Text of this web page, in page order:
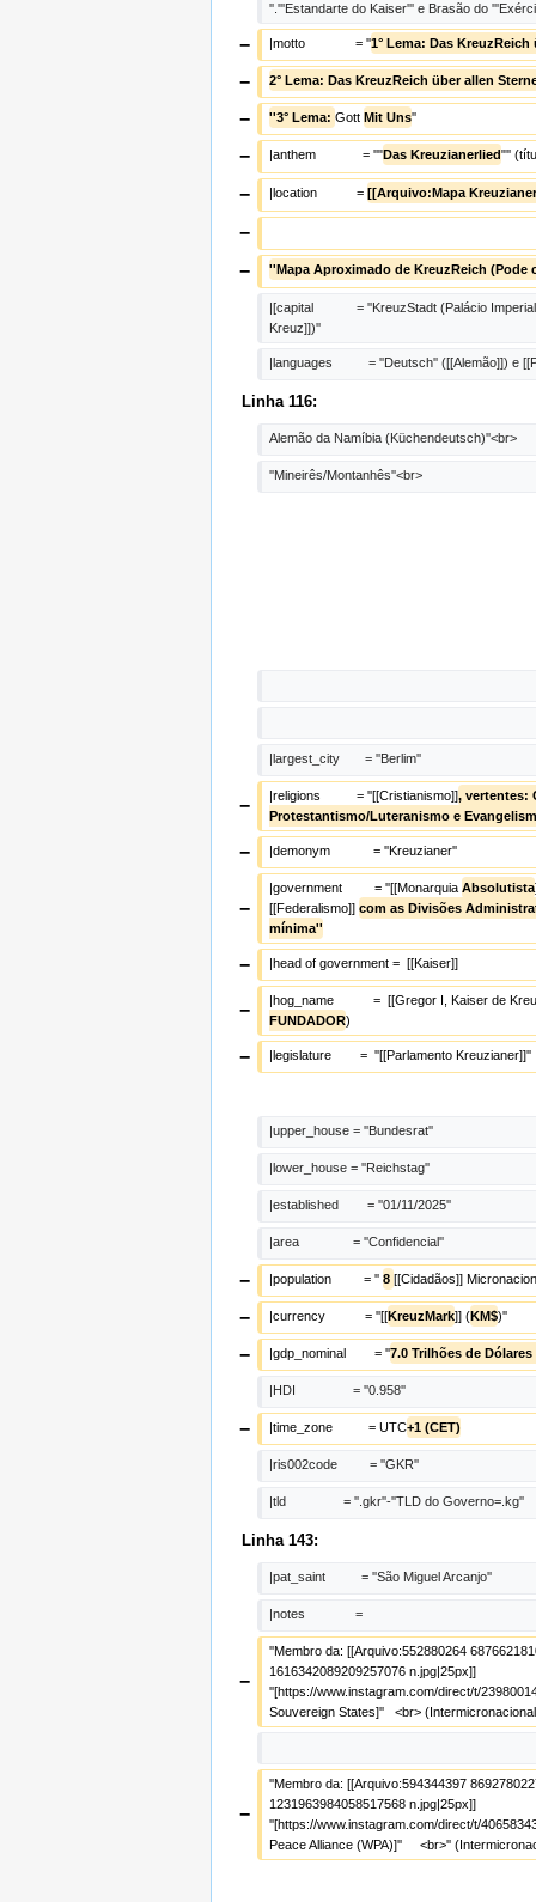
''.'''Estandarte do Kaiser''' e Brasão do
− |motto              = ''1° Lema: Das
− 2° Lema: Das KreuzReich über allen
− ''3° Lema: Gott Mit Uns''
− |anthem             = ''"Das Kreuzianerlied"''
− |location           = [[Arquivo:Mapa
−
−
''Mapa Aproximado de KreuzReich (Pode
|[capital            = ''KreuzStadt (Palácio
Kreuz]])''
|languages          = ''Deutsch'' ([[Alemão]]) e
Linha 116:
Alemão da Namíbia (Küchendeutsch)''<br>
''Mineirês/Montanhês''<br>
|largest_city       = ''Berlim''
− |religions          = ''[[Cristianismo]], vertentes:
Protestantismo/Luteranismo e
− |demonym            = ''Kreuzianer''
−
|government         = ''[[Monarquia Absolutista
[[Federalismo]] com as Divisões
mínima''
− |head of government =  [[Kaiser]]
−
|hog_name           =  [[Gregor I, Kaiser de
FUNDADOR)
− |legislature        =  ''[[Parlamento Kreuzianer]]''
|upper_house = ''Bundesrat''
|lower_house = ''Reichstag''
|established        = ''01/11/2025''
|area               = ''Confidencial''
− |population         = '' 8 [[Cidadãos]]
− |currency           = ''[[KreuzMark]] (KM$)''
− |gdp_nominal        = ''7.0 Trilhões de
|HDI                = ''0.958''
− |time_zone          = UTC+1 (CET)
|ris002code         = ''GKR''
|tld                = ''.gkr''-''TLD do Governo=.kg''
Linha 143:
|pat_saint          = ''São Miguel Arcanjo''
|notes              =
−
''Membro da: [[Arquivo:552880264
1616342089209257076 n.jpg|25px]]
''[https://www.instagram.com/direct/t/
Souvereign States]''   <br>
−
''Membro da: [[Arquivo:594344397
1231963984058517568 n.jpg|25px]]
''[https://www.instagram.com/direct/t/
Peace Alliance (WPA)]''     <br>''